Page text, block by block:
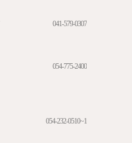
041-579-0307
054-775-2400
054-232-0510~1